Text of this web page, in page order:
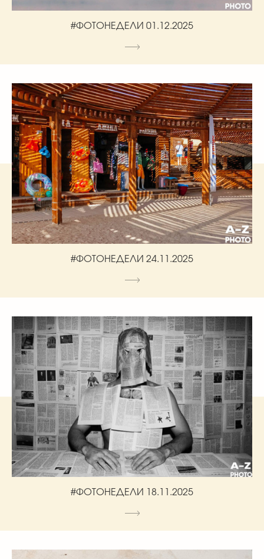
#ФОТОНЕДЕЛИ 01.12.2025
#ФОТОНЕДЕЛИ 24.11.2025
#ФОТОНЕДЕЛИ 18.11.2025